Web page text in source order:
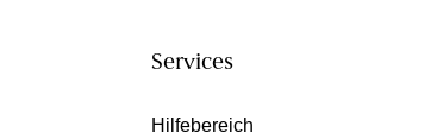
Services
Hilfebereich